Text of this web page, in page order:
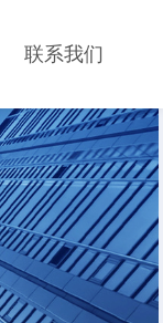
联系我们